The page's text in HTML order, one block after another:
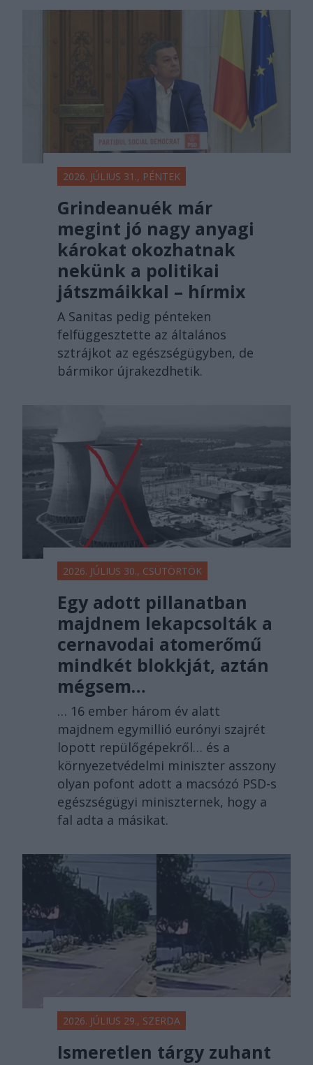
2026. JÚLIUS 31., PÉNTEK
Grindeanuék már
megint jó nagy anyagi
károkat okozhatnak
nekünk a politikai
játszmáikkal – hírmix
A Sanitas pedig pénteken
felfüggesztette az általános
sztrájkot az egészségügyben, de
bármikor újrakezdhetik.
2026. JÚLIUS 30., CSÜTÖRTÖK
Egy adott pillanatban
majdnem lekapcsolták a
cernavodai atomerőmű
mindkét blokkját, aztán
mégsem…
… 16 ember három év alatt
majdnem egymillió eurónyi szajrét
lopott repülőgépekről… és a
környezetvédelmi miniszter asszony
olyan pofont adott a macsózó PSD-s
egészségügyi miniszternek, hogy a
fal adta a másikat.
2026. JÚLIUS 29., SZERDA
Ismeretlen tárgy zuhant